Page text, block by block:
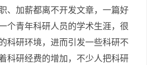
、加薪都离不开发文章，一篇好
个青年科研人员的学术生涯，很
科研环境，进而引发一些科研不
科研经费的增加，不少人把科研